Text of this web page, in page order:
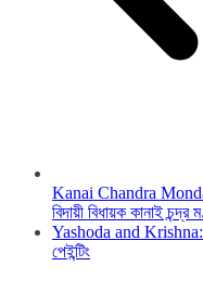
Kanai Chandra
বিদায়ী বিধায়ক কানাই চন্দ্র
Yashoda and Krishna:
পেইন্টিং